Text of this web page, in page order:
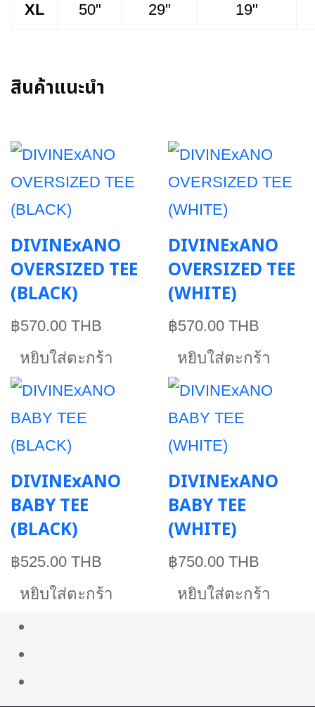
XL 50" 29" 19"
สินค้าแนะนำ
DIVINExANO
OVERSIZED TEE
(BLACK)
฿570.00 THB
หยิบใส่ตะกร้า
DIVINExANO
OVERSIZED TEE
(WHITE)
฿570.00 THB
หยิบใส่ตะกร้า
DIVINExANO
BABY TEE
(BLACK)
฿525.00 THB
หยิบใส่ตะกร้า
DIVINExANO
BABY TEE
(WHITE)
฿750.00 THB
หยิบใส่ตะกร้า